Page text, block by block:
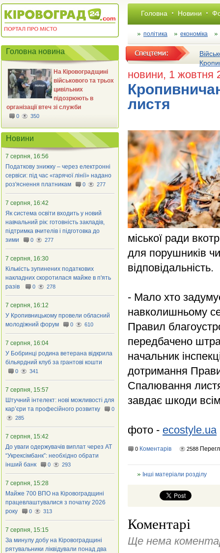
Головна Новини
політика економіка
новини, 1 жовтня
листя
міської ради
для порушників
відповідальність.
- Мало хто
навколишньому
Правил
передбачено
начальник
дотримання
Спалювання
завдає шкоди
фото - ecostyle.ua
0 Коментарів 2588
Інші матеріали розділу
Коментарі
Ще нема
Головна новина
На Кіровоградщині
військового та трьох
цивільних
підозрюють в
організації втеч зі служби
0 350
Новини
7 серпня, 16:56
Податкову знижку – через електронні
сервіси: під час «гарячої лінії» надано
роз'яснення платникам
0 277
7 серпня, 16:42
Як система освіти входить у новий
навчальний рік: готовність закладів,
підтримка вчителів і підготовка до
зими
0 277
7 серпня, 16:30
Кількість зупинених податкових
накладних скоротилася майже в п'ять
разів
0 278
7 серпня, 16:12
У Кропивницькому провели обласний
молодіжний форум
0 610
7 серпня, 16:04
У Бобринці родина ветерана відкрила
більярдний клуб за грантові кошти
0 341
7 серпня, 15:57
Штучний інтелект: нові можливості для
кар’єри та професійного розвитку
0
285
7 серпня, 15:42
До уваги одержувачів виплат через АТ
“Укрексімбанк”: необхідно обрати
інший банк
0 293
7 серпня, 15:28
Майже 700 ВПО на Кіровоградщині
працевлаштувалися з початку 2026
року
0 313
7 серпня, 15:15
За минулу добу на Кіровоградщині
рятувальники ліквідували понад два